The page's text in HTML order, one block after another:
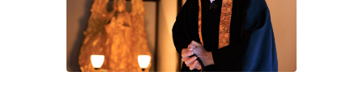
日本文化を探る
プレスアーカイブ